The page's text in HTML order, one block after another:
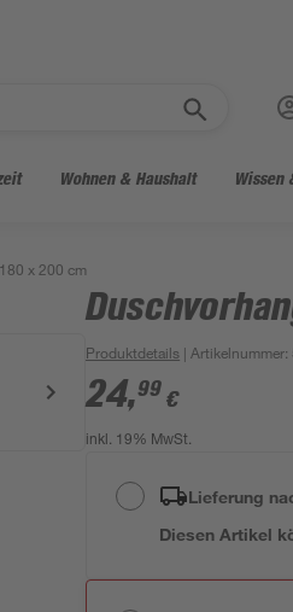
Wohnen & Haushalt Wissen
x 200 cm
Produktdetails | Artikelnummer:
24,99 €
inkl. 19% MwSt.
Lieferung
Diesen Artikel